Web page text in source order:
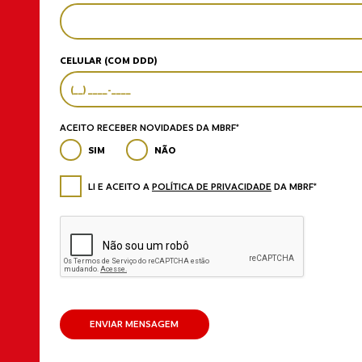
CELULAR (COM DDD)
ACEITO RECEBER NOVIDADES DA MBRF*
SIM NÃO
LI E ACEITO A POLÍTICA DE PRIVACIDADE DA MBRF*
ENVIAR MENSAGEM